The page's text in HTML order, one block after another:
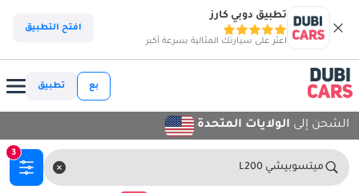
تطبيق دوبي كارز
اعثر على سيارتك المثالية بسرعة أكبر
افتح التطبيق
بع تطبيق
الشحن إلى الولايات المتحدة
ميتسوبيشي L200
3